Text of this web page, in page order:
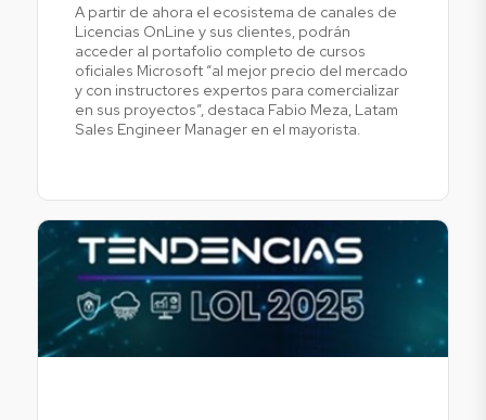
A partir de ahora el ecosistema de canales de
Licencias OnLine y sus clientes, podrán
acceder al portafolio completo de cursos
oficiales Microsoft “al mejor precio del mercado
y con instructores expertos para comercializar
en sus proyectos”, destaca Fabio Meza, Latam
Sales Engineer Manager en el mayorista.